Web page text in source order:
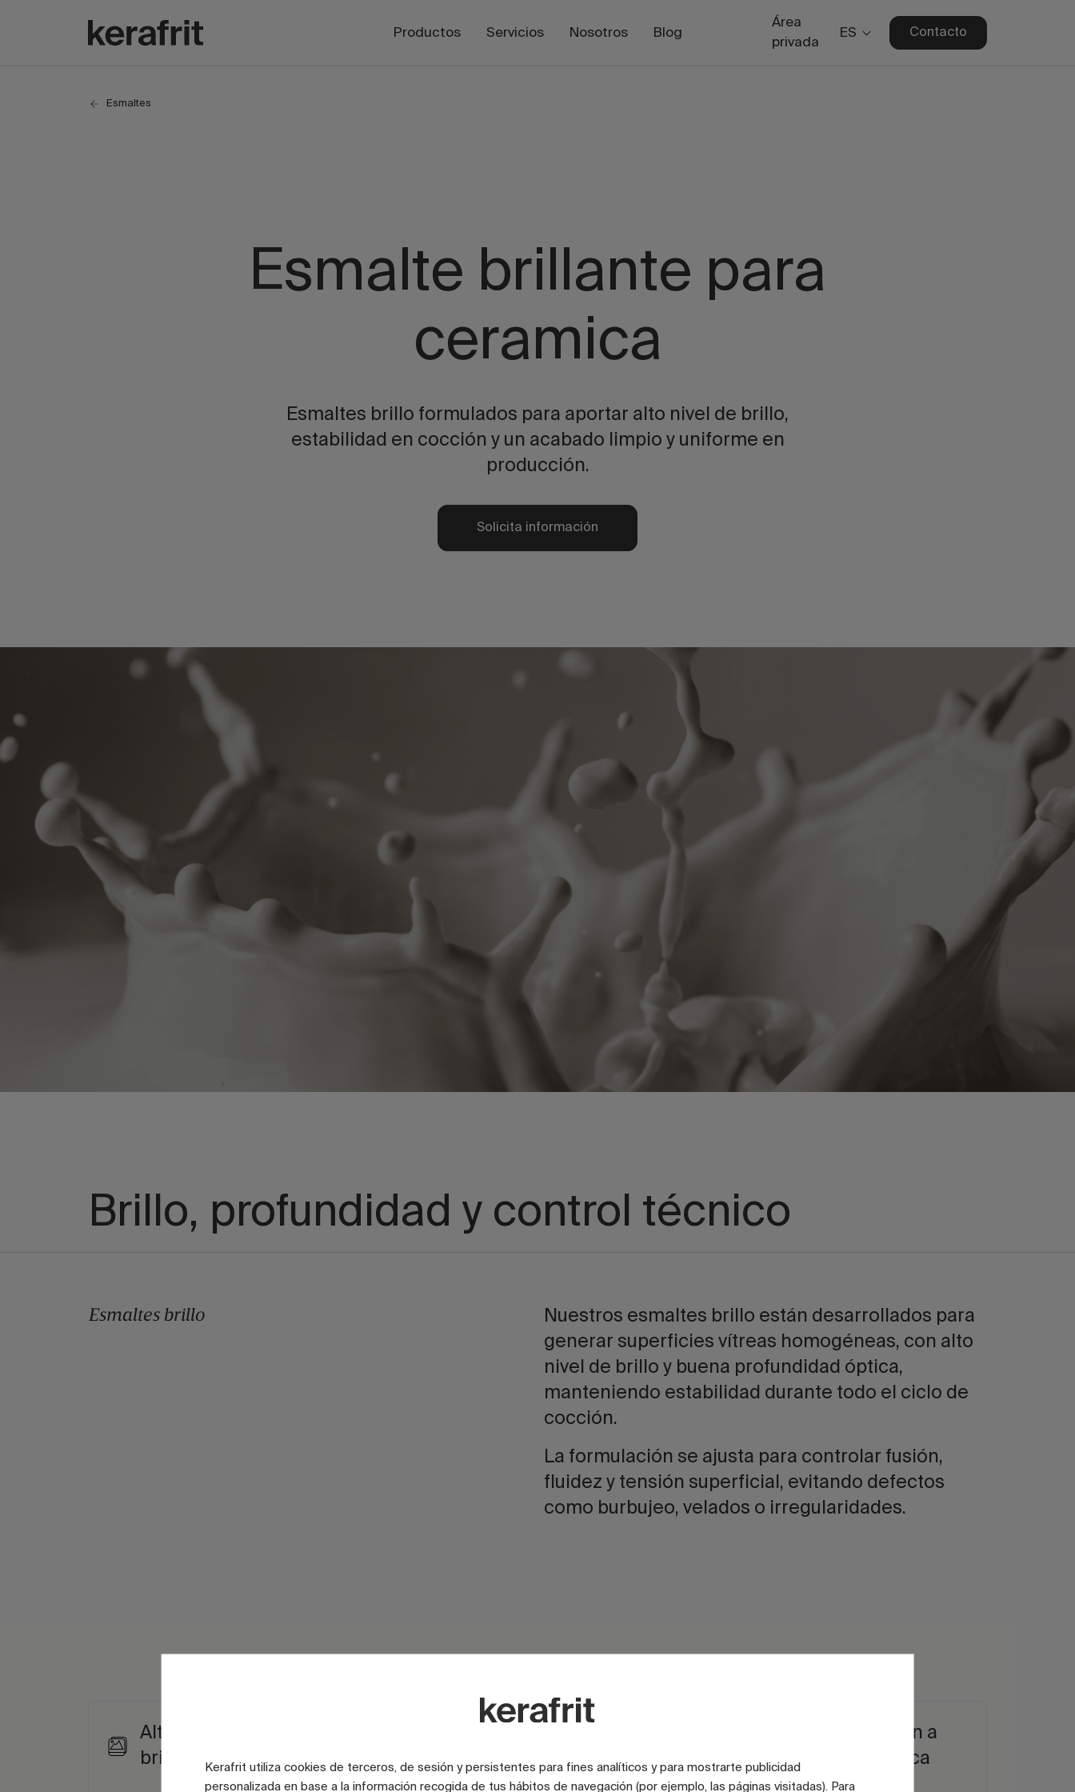
Productos Servicios Nosotros Blog
Área
privada
ES Contacto
Esmaltes
Esmalte brillante para
ceramica​
Esmaltes brillo formulados para aportar alto nivel de brillo,
estabilidad en cocción y un acabado limpio y uniforme en
producción.
Solicita información
Brillo, profundidad y control técnico
Esmaltes brillo
Nuestros esmaltes brillo están desarrollados para
generar superficies vítreas homogéneas, con alto
nivel de brillo y buena profundidad óptica,
manteniendo estabilidad durante todo el ciclo de
cocción.
La formulación se ajusta para controlar fusión,
fluidez y tensión superficial, evitando defectos
como burbujeo, velados o irregularidades.
Alto nivel de
brillo
cocción
del sistema
Adaptación a
cada fábrica
Kerafrit utiliza cookies de terceros, de sesión y persistentes para fines analíticos y para mostrarte publicidad
personalizada en base a la información recogida de tus hábitos de navegación (por ejemplo, las páginas visitadas). Para